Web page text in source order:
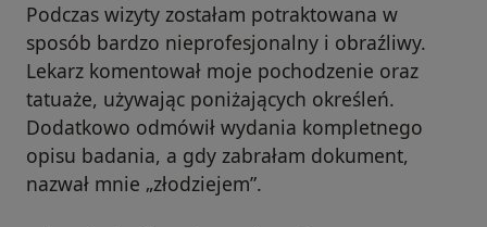
Podczas wizyty zostałam potraktowana w
sposób bardzo nieprofesjonalny i obraźliwy.
Lekarz komentował moje pochodzenie oraz
tatuaże, używając poniżających określeń.
Dodatkowo odmówił wydania kompletnego
opisu badania, a gdy zabrałam dokument,
nazwał mnie „złodziejem”.